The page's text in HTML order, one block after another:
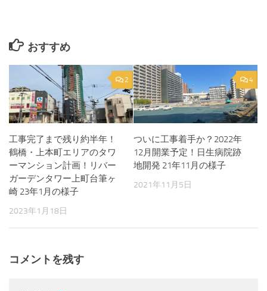
おすすめ
2
工事完了まで残り約半年！
鶴橋・上本町エリアのタワ
ーマンション計画！リバー
ガーデンタワー上町台筆ヶ
崎 23年1月の様子
2023年1月18日
4
ついに工事着手か？2022年
12月開業予定！日生病院跡
地開発 21年11月の様子
2021年11月5日
コメントを残す